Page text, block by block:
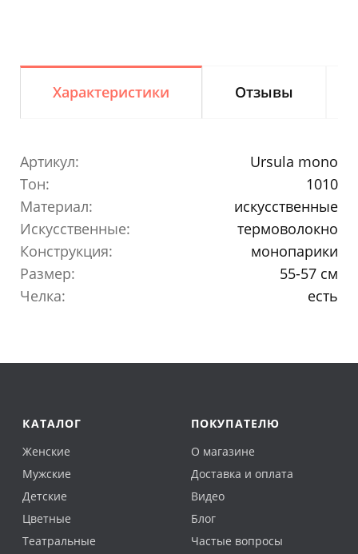
Характеристики Отзывы
Артикул:
Ursula mono
Тон:
1010
Материал:
искусственные
Искусственные:
термоволокно
Конструкция:
монопарики
Размер:
55-57 см
Челка:
есть
КАТАЛОГ
Женские
Мужские
Детские
Цветные
Театральные
ПОКУПАТЕЛЮ
О магазине
Доставка и оплата
Видео
Блог
Частые вопросы